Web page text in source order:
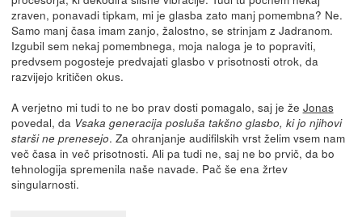
zraven, ponavadi tipkam, mi je glasba zato manj pomembna? Ne.
Samo manj časa imam zanjo, žalostno, se strinjam z Jadranom.
Izgubil sem nekaj pomembnega, moja naloga je to popraviti,
predvsem pogosteje predvajati glasbo v prisotnosti otrok, da
razvijejo kritičen okus.
A verjetno mi tudi to ne bo prav dosti pomagalo, saj je že Jonas
povedal, da Vsaka generacija posluša takšno glasbo, ki jo njihovi
starši ne prenesejo. Za ohranjanje audifilskih vrst želim vsem nam
več časa in več prisotnosti. Ali pa tudi ne, saj ne bo prvič, da bo
tehnologija spremenila naše navade. Pač še ena žrtev
singularnosti.